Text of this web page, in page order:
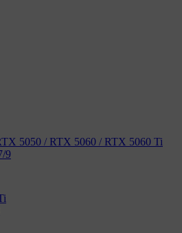
5050 / RTX 5060 / RTX 5060 Ti
9